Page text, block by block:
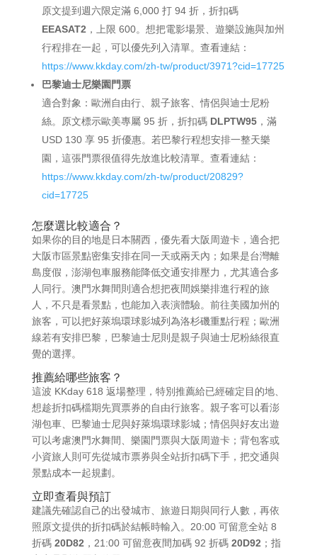
原文提到週六限定滿 6,000 打 94 折，折扣碼
EEASAT2 ，上限 600。想把電影場景、遊樂設施與加州
行程排在一起，可以優先列入清單。查看連結：
https://www.kkday.com/zh-tw/product/3971?cid=17725
巴黎迪士尼樂園門票
適合對象：歐洲自由行、親子旅客、情侶與迪士尼粉
絲。原文標示歐美專屬 95 折，折扣碼 DLPTW95，滿
USD 130 享 95 折優惠。若巴黎行程想安排一整天樂
園，這張門票很值得先放進比較清單。查看連結：
https://www.kkday.com/zh-tw/product/20829?
cid=17725
怎麼選比較適合？
如果你的目的地是日本關西，優先看大阪周遊卡，適合把
大阪市區景點密集安排在同一天或兩天內；如果是台灣離
島度假，澎湖包車服務能降低交通安排壓力，尤其適合多
人同行。澳門水舞間則適合想把夜間娛樂排進行程的旅
人，不只是看景點，也能加入表演體驗。前往美國加州的
旅客，可以把好萊塢環球影城列為洛杉磯重點行程；歐洲
線若有安排巴黎，巴黎迪士尼則是親子與迪士尼粉絲很直
覺的選擇。
推薦給哪些旅客？
這波 KKday 618 返場整理，特別推薦給已經確定目的地、
想趁折扣碼檔期先買票券的自由行旅客。親子客可以看澎
湖包車、巴黎迪士尼與好萊塢環球影城；情侶與好友出遊
可以考慮澳門水舞間、樂園門票與大阪周遊卡；背包客或
小資旅人則可先從城市票券與全站折扣碼下手，把交通與
景點成本一起規劃。
立即查看與預訂
建議先確認自己的出發城市、旅遊日期與同行人數，再依
照原文提供的折扣碼於結帳時輸入。20:00 可留意全站 8
折碼 20D82 ，21:00 可留意夜間加碼 92 折碼 20D92 ；指